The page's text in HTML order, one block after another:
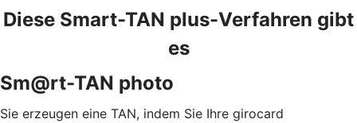
Diese Smart-TAN plus-Verfahren gibt
es
Sm@rt-TAN photo
Sie erzeugen eine TAN, indem Sie Ihre girocard